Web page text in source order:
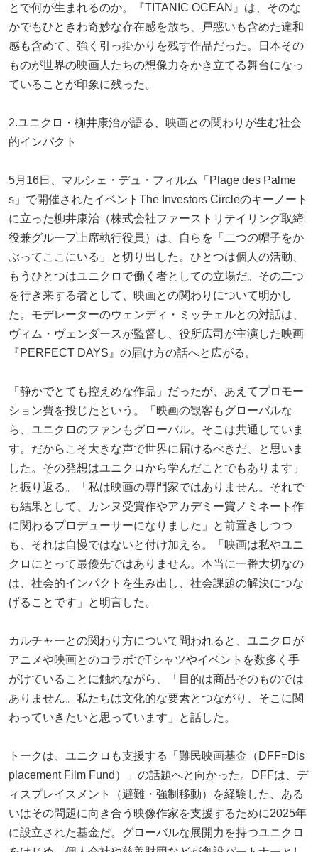
とで何が生まれるのか。『TITANIC OCEAN』は、そのな
かでもひときわ奇妙な存在感を放ち、戸惑いも含めた違和
感も含めて、強く引っ掛かりを残す作品だった。日本その
ものが世界の映画人たちの想像力をかき立てる舞台になっ
ていることが印象に残った。
2.ユニクロ・柳井康治が語る、映画との関わりが生む社会
的インパクト
5月16日、マルシェ・デュ・フィルム「Plage des Palme
s」で開催されたイベントThe Investors Circleのキーノート
に立った柳井康治（株式会社ファーストリテイリング取締
役兼グループ上席執行役員）は、自らを「二つの帽子をか
ぶってここにいる」と切り出した。ひとつは個人の活動、
もうひとつはユニクロで働く者としての立場だ。その二つ
を行き来する者として、映画との関わりについて明かし
た。モデレーターのウェンディ・ミッチェルとの対話は、
ヴィム・ヴェンダースが監督し、役所広司が主演した映画
『PERFECT DAYS』の届け方の話へと広がる。
「静かでとても控えめな作品」だったが、あえてプロモー
ション費を投じたという。「映画の観客もグローバルな
ら、ユニクロのファンもグローバル。そこは共通していま
す。だからこそ大きな声で世界に届けるべきだ、と思いま
した。その発想はユニクロから学んだことでもあります」
と振り返る。「私は映画の専門家ではありません。それで
も結果として、カンヌ受賞作やアカデミー賞ノミネート作
に関わるプロデューサーになりました」と前置きしつつ
も、それは自慢ではないと付け加える。「映画は私やユニ
クロにとって最優先ではありません。本当に一番大切なの
は、社会的インパクトを生み出し、社会課題の解決につな
げることです」と明言した。
カルチャーとの関わり方について問われると、ユニクロが
アニメや映画とのコラボでTシャツやイベントを数多く手
がけていることに触れながら、「目的は商品そのものでは
ありません。私たちは文化的な要素とつながり、そこに関
わっていきたいと思っています」と話した。
トークは、ユニクロも支援する「難民映画基金（DFF=Dis
placement Film Fund）」の話題へと向かった。DFFは、デ
ィスプレイスメント（避難・強制移動）を経験した、ある
いはその問題に向き合う映像作家を支援するために2025年
に設立された基金だ。グローバルな展開力を持つユニクロ